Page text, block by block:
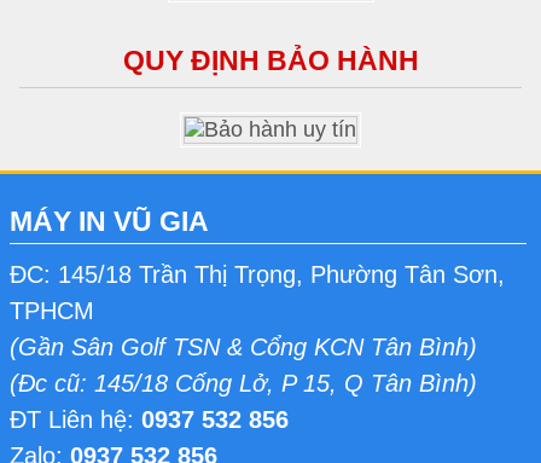
QUY ĐỊNH BẢO HÀNH
MÁY IN VŨ GIA
ĐC: 145/18 Trần Thị Trọng, Phường Tân Sơn,
TPHCM
(Gần Sân Golf TSN & Cổng KCN Tân Bình)
(Đc cũ: 145/18 Cống Lở, P 15, Q Tân Bình)
ĐT Liên hệ: 0937 532 856
Zalo: 0937 532 856